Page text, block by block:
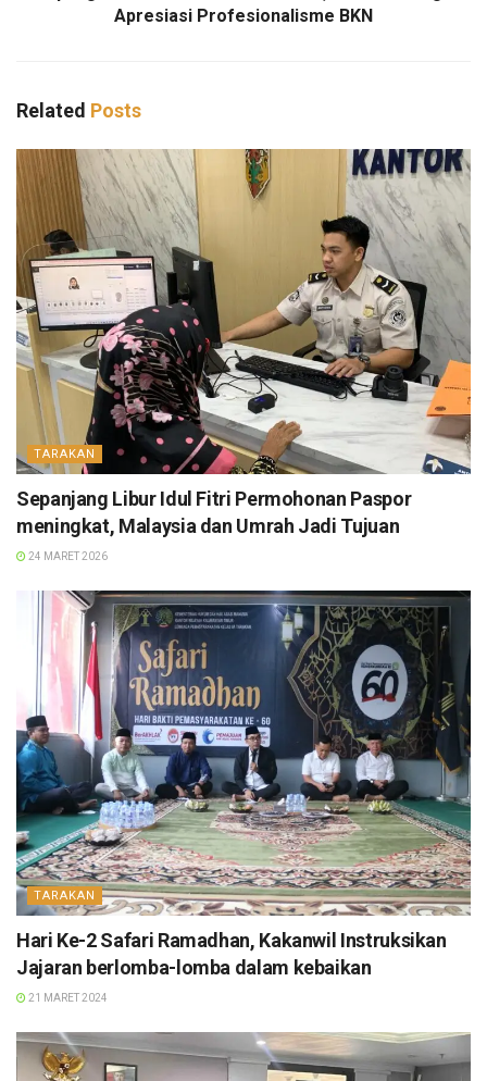
Apresiasi Profesionalisme BKN
Related Posts
TARAKAN
Sepanjang Libur Idul Fitri Permohonan Paspor
meningkat, Malaysia dan Umrah Jadi Tujuan
24 MARET 2026
TARAKAN
Hari Ke-2 Safari Ramadhan, Kakanwil Instruksikan
Jajaran berlomba-lomba dalam kebaikan
21 MARET 2024